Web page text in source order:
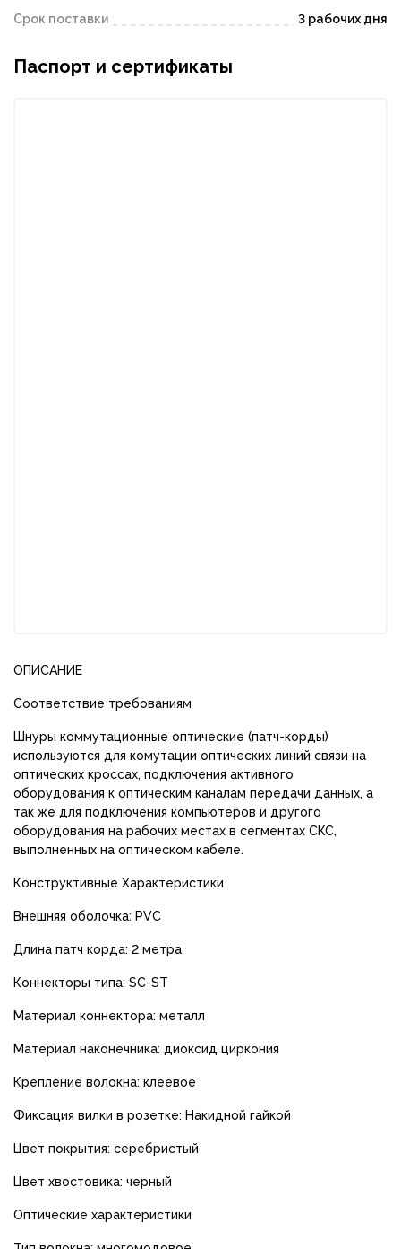
Срок поставки 3 рабочих дня
Паспорт и сертификаты
ОПИСАНИЕ
Соответствие требованиям
Шнуры коммутационные оптические (патч-корды)
используются для комутации оптических линий связи на
оптических кроссах, подключения активного
оборудования к оптическим каналам передачи данных, а
так же для подключения компьютеров и другого
оборудования на рабочих местах в сегментах СКС,
выполненных на оптическом кабеле.
Конструктивные Характеристики
Внешняя оболочка: PVC
Длина патч корда: 2 метра.
Коннекторы типа: SC-ST
Материал коннектора: металл
Материал наконечника: диоксид циркония
Крепление волокна: клеевое
Фиксация вилки в розетке: Накидной гайкой
Цвет покрытия: серебристый
Цвет хвостовика: черный
Оптические характеристики